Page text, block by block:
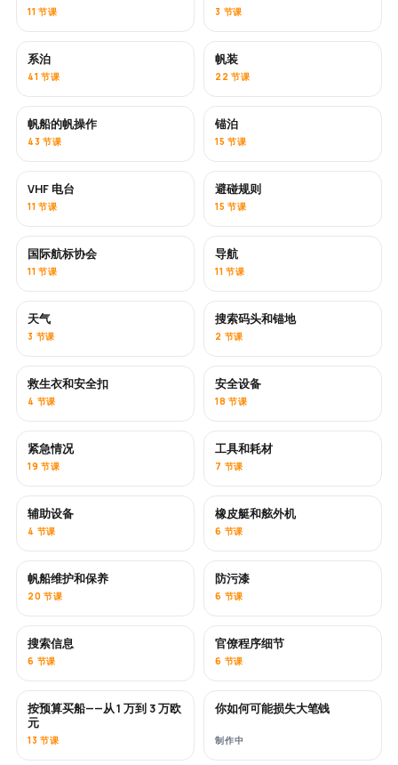
11 节课 3 节课
系泊
41 节课
帆装
22 节课
帆船的帆操作
43 节课
锚泊
15 节课
VHF 电台
11 节课
避碰规则
15 节课
国际航标协会
11 节课
导航
11 节课
天气
3 节课
搜索码头和锚地
2 节课
救生衣和安全扣
4 节课
安全设备
18 节课
紧急情况
19 节课
工具和耗材
7 节课
辅助设备
4 节课
橡皮艇和舷外机
6 节课
帆船维护和保养
20 节课
即将推出
防污漆
6 节课
搜索信息
6 节课
官僚程序细节
6 节课
即将推出
按预算买船——从 1 万到 3 万欧
元
13 节课
即将推出
你如何可能损失大笔钱
制作中